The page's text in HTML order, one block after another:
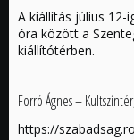
A kiállítás július 12-
óra között a
kiállítótérben.
Forró Ágnes –
https://